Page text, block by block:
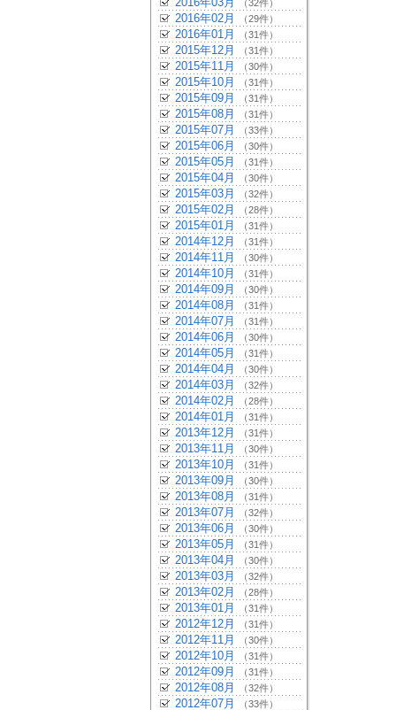
（32件）
2016年02月 （29件）
2016年01月 （31件）
2015年12月 （31件）
2015年11月 （30件）
2015年10月 （31件）
2015年09月 （31件）
2015年08月 （31件）
2015年07月 （33件）
2015年06月 （30件）
2015年05月 （31件）
2015年04月 （30件）
2015年03月 （32件）
2015年02月 （28件）
2015年01月 （31件）
2014年12月 （31件）
2014年11月 （30件）
2014年10月 （31件）
2014年09月 （30件）
2014年08月 （31件）
2014年07月 （31件）
2014年06月 （30件）
2014年05月 （31件）
2014年04月 （30件）
2014年03月 （32件）
2014年02月 （28件）
2014年01月 （31件）
2013年12月 （31件）
2013年11月 （30件）
2013年10月 （31件）
2013年09月 （30件）
2013年08月 （31件）
2013年07月 （32件）
2013年06月 （30件）
2013年05月 （31件）
2013年04月 （30件）
2013年03月 （32件）
2013年02月 （28件）
2013年01月 （31件）
2012年12月 （31件）
2012年11月 （30件）
2012年10月 （31件）
2012年09月 （31件）
2012年08月 （32件）
2012年07月 （33件）